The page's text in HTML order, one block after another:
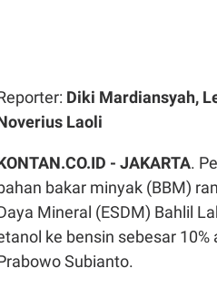
Diki Mardiansyah,
Laoli
- JAKARTA.
bakar minyak (BBM)
Mineral (ESDM) Bahlil
ke bensin sebesar
Subianto.